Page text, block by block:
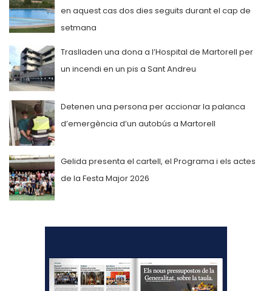
en aquest cas dos dies seguits durant el cap de
setmana
Traslladen una dona a l’Hospital de Martorell per
un incendi en un pis a Sant Andreu
Detenen una persona per accionar la palanca
d’emergència d’un autobús a Martorell
Gelida presenta el cartell, el Programa i els actes
de la Festa Major 2026